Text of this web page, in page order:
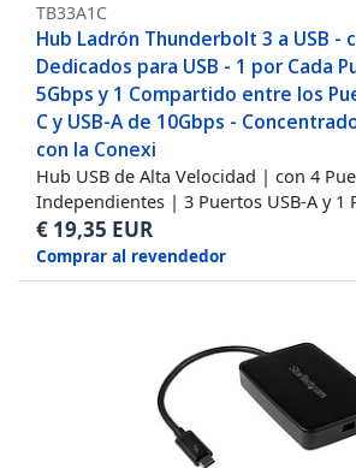
TB33A1C
Hub Ladrón Thunderbolt 3 a USB -
Dedicados para USB - 1 por Cada
5Gbps y 1 Compartido entre los
C y USB-A de 10Gbps -
con la Conexi
Hub USB de Alta Velocidad | con 4
Independientes | 3 Puertos USB-A y 1
€ 19,35 EUR
Comprar al revendedor